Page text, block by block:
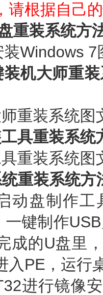
请根据自己
重装系统方
7
机大师重
装系统图
具重装系统
装系统图
重装系统方
制作工具
键制作
成的U盘里
入PE，运行
进行镜像